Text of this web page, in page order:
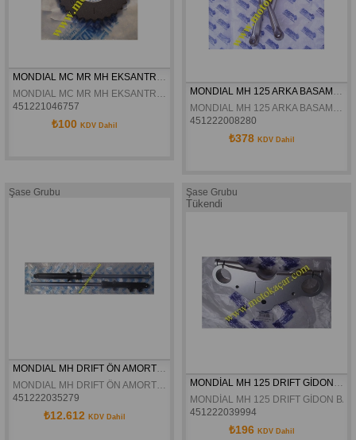
451221046757
₺100 KDV Dahil
451222008280
₺378 KDV Dahil
Şase Grubu
MONDIAL MH DRIFT ÖN AMORTISÖR TAKIM KOMPLE ORJINAL
MONDIAL MH DRIFT ÖN AMORTISÖR TAKIM KOMPLE ORJINAL
451222035279
₺12.612 KDV Dahil
Şase Grubu
Tükendi
MONDİAL MH 125 DRIFT GİDON
451222039994
₺196 KDV Dahil